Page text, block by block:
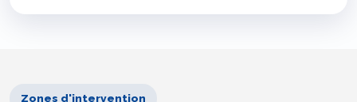
Zones d'intervention